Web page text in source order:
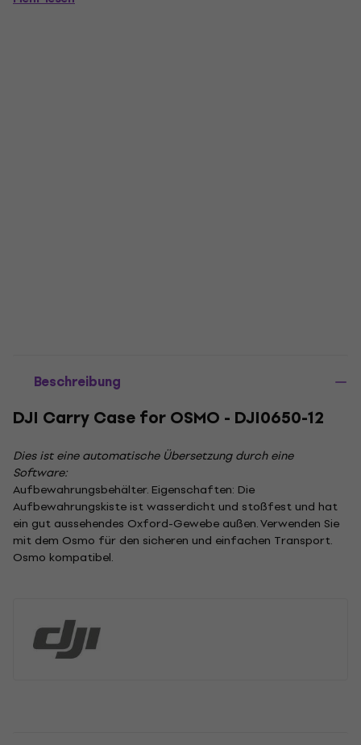
Beschreibung
DJI Carry Case for OSMO - DJI0650-12
Dies ist eine automatische Übersetzung durch eine
Software:
Aufbewahrungsbehälter. Eigenschaften: Die
Aufbewahrungskiste ist wasserdicht und stoßfest und hat
ein gut aussehendes Oxford-Gewebe außen. Verwenden Sie
mit dem Osmo für den sicheren und einfachen Transport.
Osmo kompatibel.